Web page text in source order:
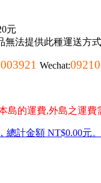
元
無法提供此種運送方式
Wechat:
島的運費,外島之運
計金額 NT$0.00元。